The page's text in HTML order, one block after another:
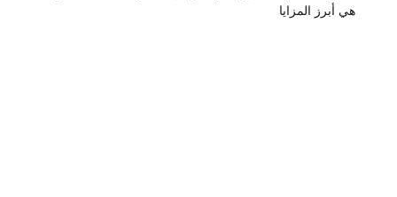
هي أبرز المزايا